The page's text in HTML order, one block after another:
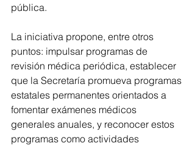
pública.
La iniciativa propone, entre otros
puntos: impulsar programas de
revisión médica periódica, establecer
que la Secretaría promueva programas
estatales permanentes orientados a
fomentar exámenes médicos
generales anuales, y reconocer estos
programas como actividades